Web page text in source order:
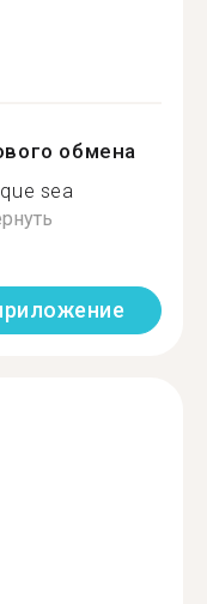
обмена
sea